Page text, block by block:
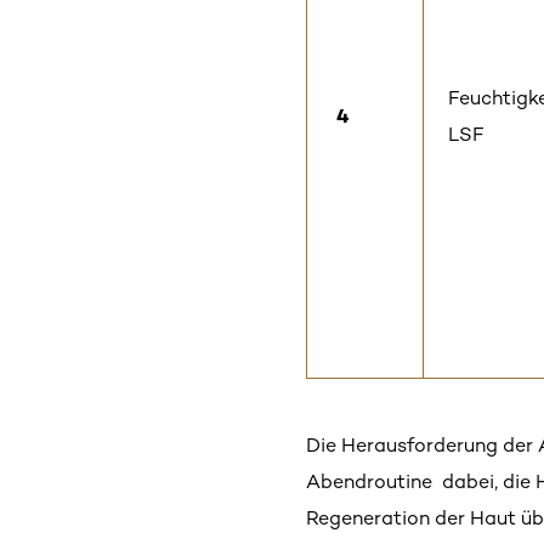
4
LSF
Die Herausforderung der
Abendroutine dabei, die
Regeneration der Haut